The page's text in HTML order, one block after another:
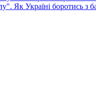
Як Україні боротись з